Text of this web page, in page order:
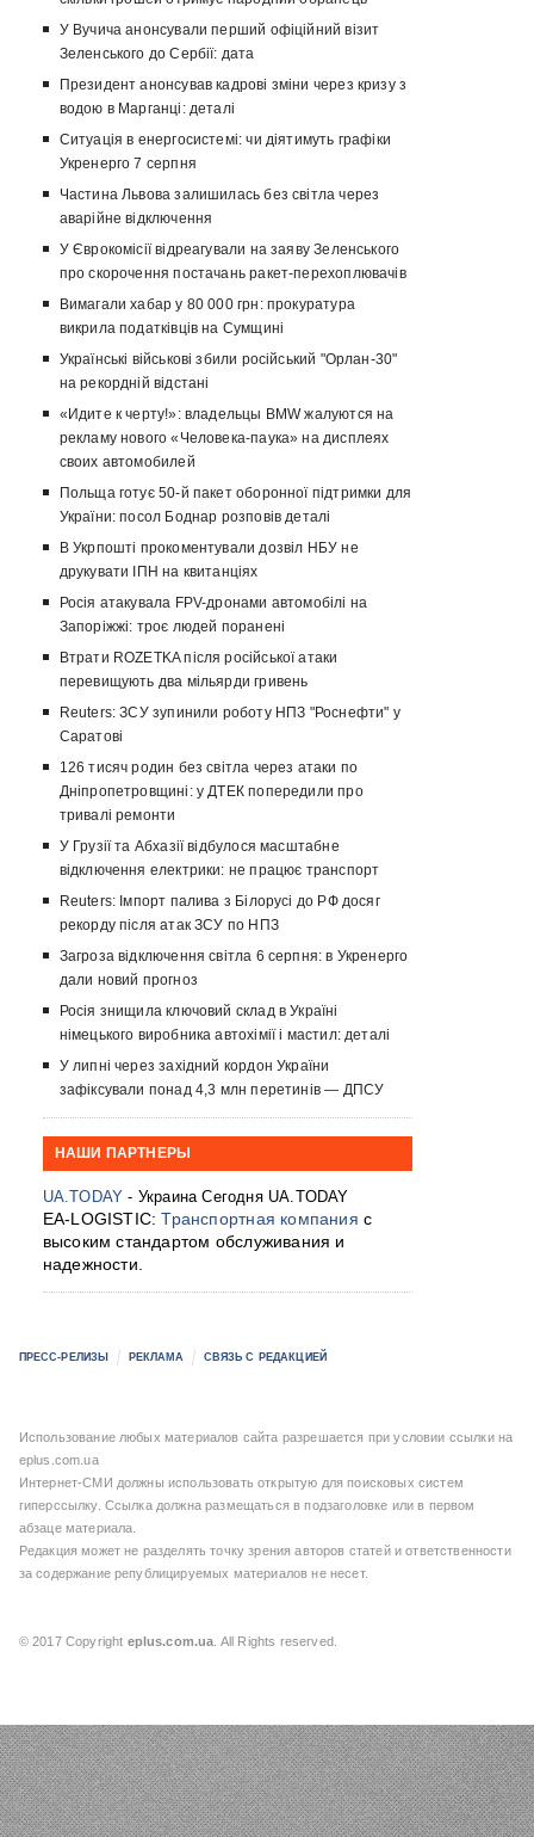
У Вучича анонсували перший офіційний візит
Зеленського до Сербії: дата
Президент анонсував кадрові зміни через кризу з
водою в Марганці: деталі
Ситуація в енергосистемі: чи діятимуть графіки
Укренерго 7 серпня
Частина Львова залишилась без світла через
аварійне відключення
У Єврокомісії відреагували на заяву Зеленського
про скорочення постачань ракет-перехоплювачів
Вимагали хабар у 80 000 грн: прокуратура
викрила податківців на Сумщині
Українські військові збили російський "Орлан-30"
на рекордній відстані
«Идите к черту!»: владельцы BMW жалуются на
рекламу нового «Человека-паука» на дисплеях
своих автомобилей
Польща готує 50-й пакет оборонної підтримки для
України: посол Боднар розповів деталі
В Укрпошті прокоментували дозвіл НБУ не
друкувати ІПН на квитанціях
Росія атакувала FPV-дронами автомобілі на
Запоріжжі: троє людей поранені
Втрати ROZETKA після російської атаки
перевищують два мільярди гривень
Reuters: ЗСУ зупинили роботу НПЗ "Роснефти" у
Саратові
126 тисяч родин без світла через атаки по
Дніпропетровщині: у ДТЕК попередили про
тривалі ремонти
У Грузії та Абхазії відбулося масштабне
відключення електрики: не працює транспорт
Reuters: Імпорт палива з Білорусі до РФ досяг
рекорду після атак ЗСУ по НПЗ
Загроза відключення світла 6 серпня: в Укренерго
дали новий прогноз
Росія знищила ключовий склад в Україні
німецького виробника автохімії і мастил: деталі
У липні через західний кордон України
зафіксували понад 4,3 млн перетинів — ДПСУ
НАШИ ПАРТНЕРЫ
UA.TODAY - Украина Сегодня UA.TODAY
EA-LOGISTIC:Транспортная компания с
высоким стандартом обслуживания и
надежности.
ПРЕСС-РЕЛИЗЫ РЕКЛАМА СВЯЗЬ С РЕДАКЦИЕЙ
Использование любых материалов сайта разрешается при условии ссылки на
eplus.com.ua
Интернет-СМИ должны использовать открытую для поисковых систем
гиперссылку. Ссылка должна размещаться в подзаголовке или в первом
абзаце материала.
Редакция может не разделять точку зрения авторов статей и ответственности
за содержание републицируемых материалов не несет.
© 2017 Copyright eplus.com.ua . All Rights reserved.